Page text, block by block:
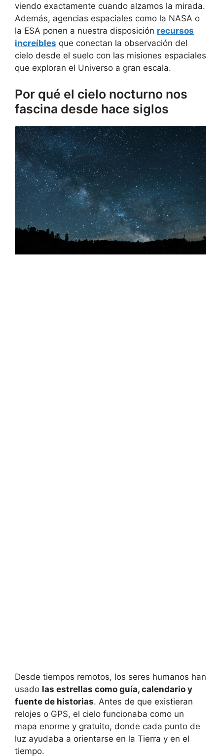
viendo exactamente cuando alzamos la mirada.
Además, agencias espaciales como la NASA o
la ESA ponen a nuestra disposición recursos
increíbles que conectan la observación del
cielo desde el suelo con las misiones espaciales
que exploran el Universo a gran escala.
Por qué el cielo nocturno nos
fascina desde hace siglos
Desde tiempos remotos, los seres humanos han
usado las estrellas como guía, calendario y
fuente de historias. Antes de que existieran
relojes o GPS, el cielo funcionaba como un
mapa enorme y gratuito, donde cada punto de
luz ayudaba a orientarse en la Tierra y en el
tiempo.